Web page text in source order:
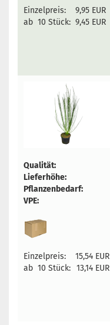
Einzelpreis:
9,95 EUR
ab 10 Stück: 9,45 EUR
Qualität:
Lieferhöhe:
Pflanzenbedarf:
VPE:
Einzelpreis:
15,54 EUR
ab 10 Stück: 13,14 EUR